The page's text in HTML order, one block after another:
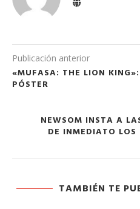
Publicación anterior
«MUFASA: THE LION
PÓSTER
NEWSOM INSTA A
DE INMEDIATO LOS
TAMBIÉN TE